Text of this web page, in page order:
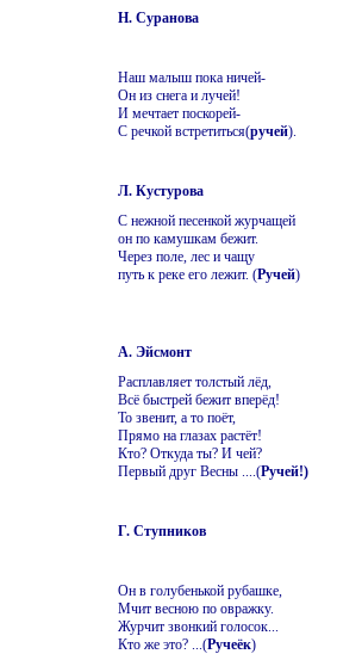
Н. Суранова
Наш малыш пока ничей-
Он из снега и лучей!
И мечтает поскорей-
С речкой встретиться(ручей).
Л. Кустурова
С нежной песенкой журчащей
он по камушкам бежит.
Через поле, лес и чащу
путь к реке его лежит. (Ручей)
А. Эйсмонт
Расплавляет толстый лёд,
Всё быстрей бежит вперёд!
То звенит, а то поёт,
Прямо на глазах растёт!
Кто? Откуда ты? И чей?
Первый друг Весны ....(Ручей!)
Г. Ступников
Он в голубенькой рубашке,
Мчит весною по овражку.
Журчит звонкий голосок...
Кто же это? ...(Ручеёк)